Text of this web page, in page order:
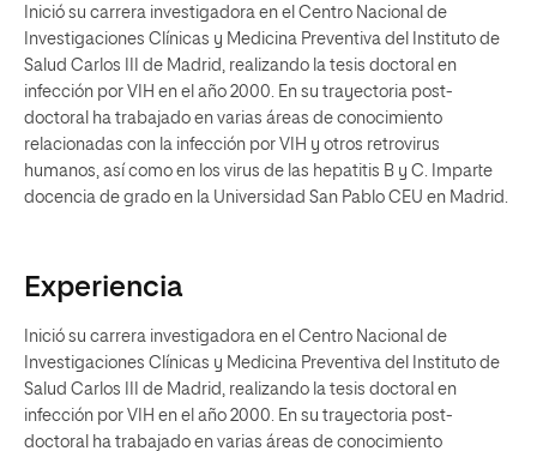
Inició su carrera investigadora en el Centro Nacional de
Investigaciones Clínicas y Medicina Preventiva del Instituto de
Salud Carlos III de Madrid, realizando la tesis doctoral en
infección por VIH en el año 2000. En su trayectoria post-
doctoral ha trabajado en varias áreas de conocimiento
relacionadas con la infección por VIH y otros retrovirus
humanos, así como en los virus de las hepatitis B y C. Imparte
docencia de grado en la Universidad San Pablo CEU en Madrid.
Experiencia
Inició su carrera investigadora en el Centro Nacional de
Investigaciones Clínicas y Medicina Preventiva del Instituto de
Salud Carlos III de Madrid, realizando la tesis doctoral en
infección por VIH en el año 2000. En su trayectoria post-
doctoral ha trabajado en varias áreas de conocimiento